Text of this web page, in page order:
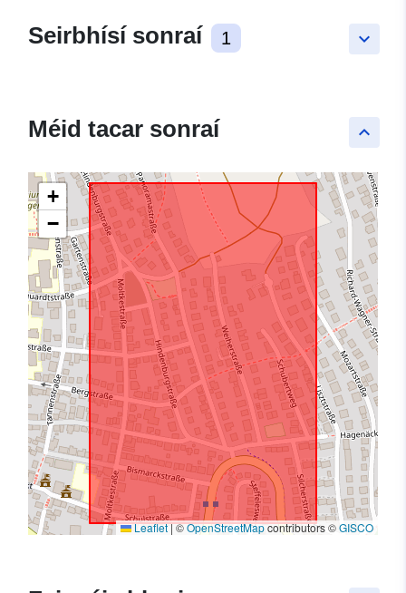
keyboard_arrow_down
Seirbhísí sonraí 1
keyboard_arrow_up
Méid tacar sonraí
+
−
Leaflet|©OpenStreetMapcontributors ©GISCO